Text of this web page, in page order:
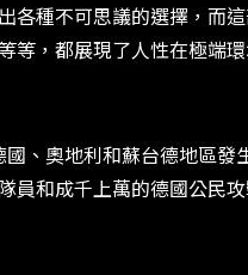
種不可思議的選擇，而
，都展現了人性在極端
、奧地利和蘇台德地區發
和成千上萬的德國公民